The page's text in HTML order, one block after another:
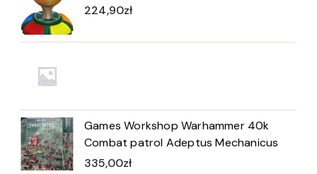
224,90zł
Games Workshop Warhammer 40k
Combat patrol Adeptus Mechanicus
335,00zł